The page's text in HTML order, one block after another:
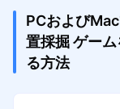
PCおよび
置採掘 ゲー
る方法